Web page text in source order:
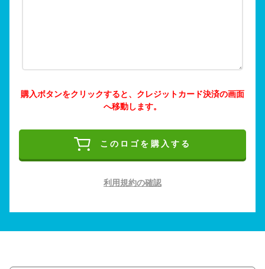
購入ボタンをクリックすると、クレジットカード決済の画面
へ移動します。
このロゴを購入する
利用規約の確認